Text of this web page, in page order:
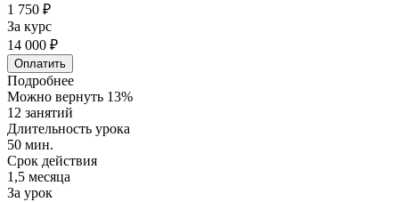
1 750 ₽
За курс
14 000 ₽
Оплатить
Подробнее
Можно вернуть 13%
12 занятий
Длительность урока
50 мин.
Срок действия
1,5 месяца
За урок